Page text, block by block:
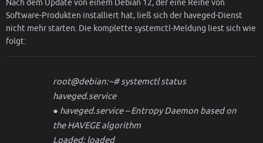
Nach dem Update von einem Debian 12, der eine Reihe von
Software-Produkten installiert hat, ließ sich der haveged-Dienst
nicht mehr starten. Die komplette systemctl-Meldung liest sich wie
folgt:
root@debian:~# systemctl status
haveged.service
● haveged.service – Entropy Daemon based on
the HAVEGE algorithm
Loaded: loaded